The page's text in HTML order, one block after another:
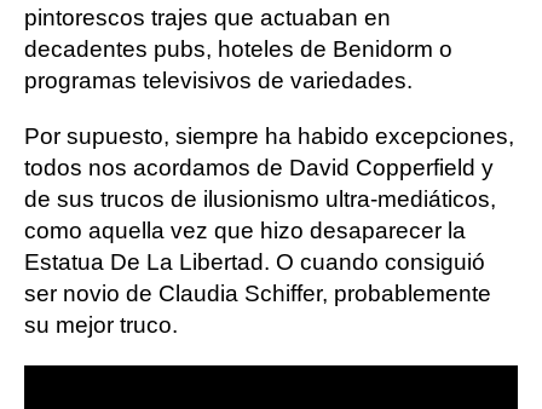
pintorescos trajes que actuaban en
decadentes pubs, hoteles de Benidorm o
programas televisivos de variedades.
Por supuesto, siempre ha habido excepciones,
todos nos acordamos de David Copperfield y
de sus trucos de ilusionismo ultra-mediáticos,
como aquella vez que hizo desaparecer la
Estatua De La Libertad. O cuando consiguió
ser novio de Claudia Schiffer, probablemente
su mejor truco.